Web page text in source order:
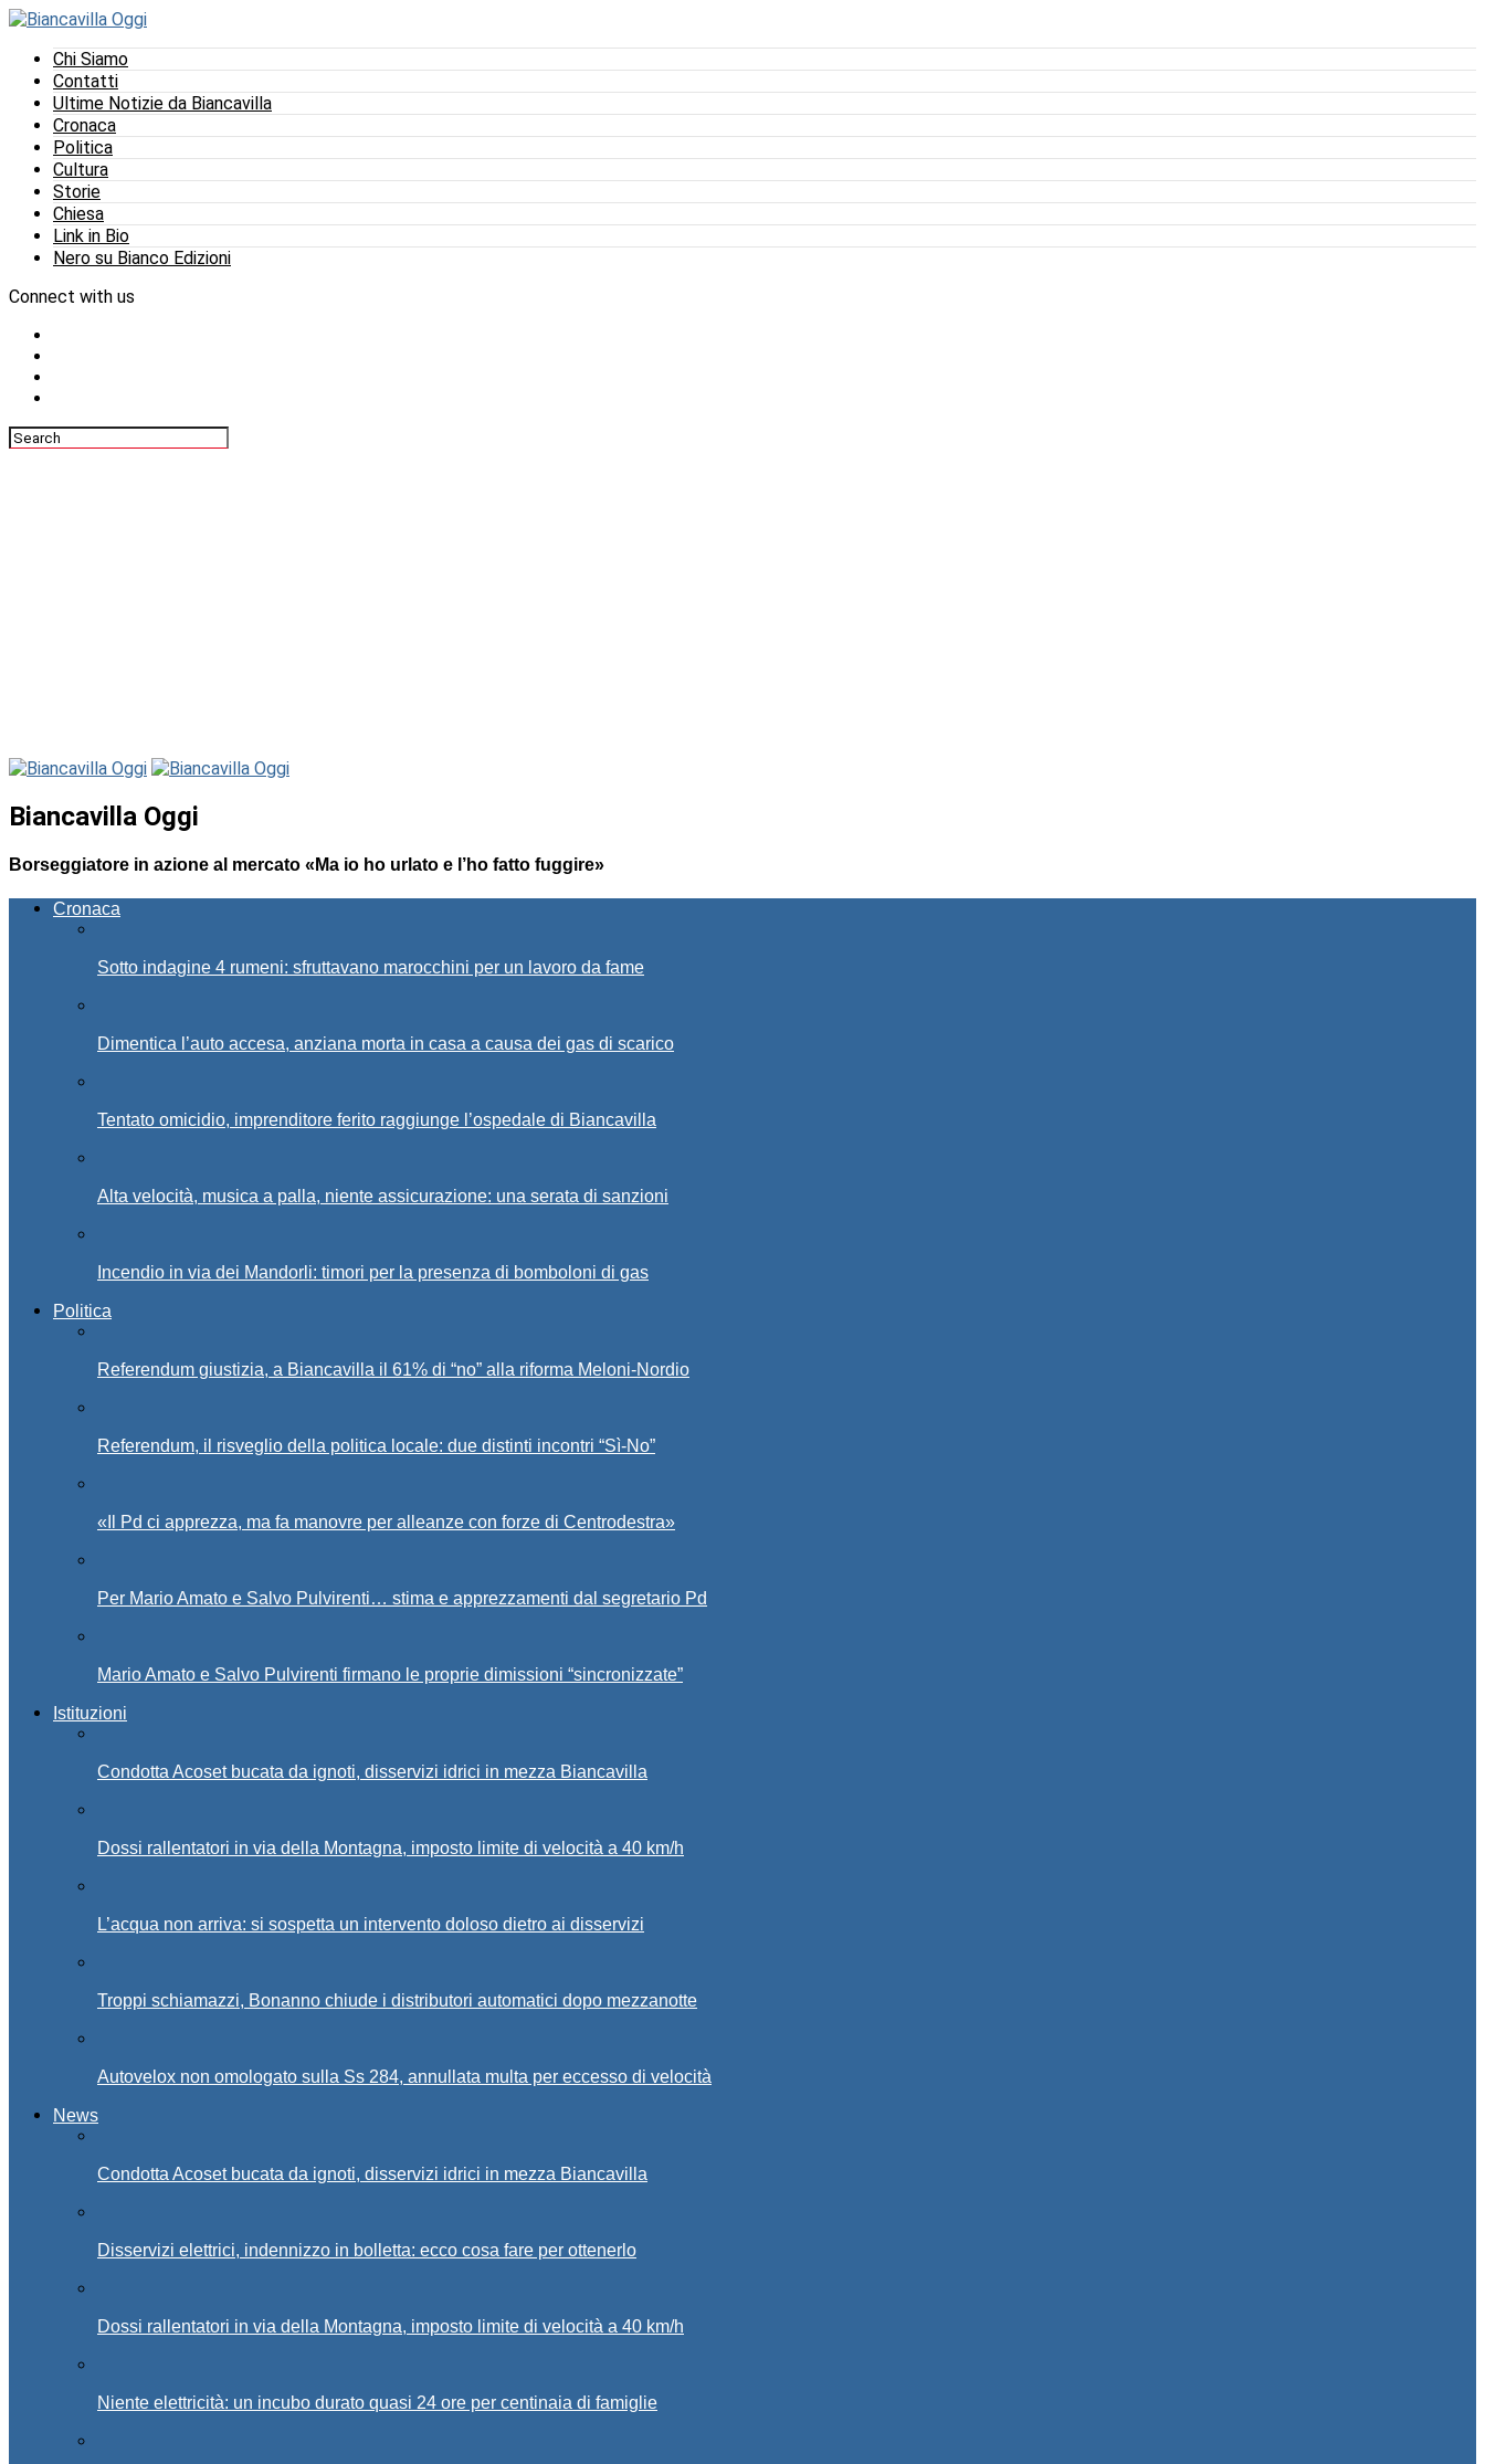
Chi Siamo
Contatti
Ultime Notizie da Biancavilla
Cronaca
Politica
Cultura
Storie
Chiesa
Link in Bio
Nero su Bianco Edizioni
Connect with us
Biancavilla Oggi
Borseggiatore in azione al mercato «Ma io ho urlato e l’ho fatto fuggire»
Cronaca
Sotto indagine 4 rumeni: sfruttavano marocchini per un lavoro da fame
Dimentica l’auto accesa, anziana morta in casa a causa dei gas di scarico
Tentato omicidio, imprenditore ferito raggiunge l’ospedale di Biancavilla
Alta velocità, musica a palla, niente assicurazione: una serata di sanzioni
Incendio in via dei Mandorli: timori per la presenza di bomboloni di gas
Politica
Referendum giustizia, a Biancavilla il 61% di “no” alla riforma Meloni-Nordio
Referendum, il risveglio della politica locale: due distinti incontri “Sì-No”
«Il Pd ci apprezza, ma fa manovre per alleanze con forze di Centrodestra»
Per Mario Amato e Salvo Pulvirenti… stima e apprezzamenti dal segretario Pd
Mario Amato e Salvo Pulvirenti firmano le proprie dimissioni “sincronizzate”
Istituzioni
Condotta Acoset bucata da ignoti, disservizi idrici in mezza Biancavilla
Dossi rallentatori in via della Montagna, imposto limite di velocità a 40 km/h
L’acqua non arriva: si sospetta un intervento doloso dietro ai disservizi
Troppi schiamazzi, Bonanno chiude i distributori automatici dopo mezzanotte
Autovelox non omologato sulla Ss 284, annullata multa per eccesso di velocità
News
Condotta Acoset bucata da ignoti, disservizi idrici in mezza Biancavilla
Disservizi elettrici, indennizzo in bolletta: ecco cosa fare per ottenerlo
Dossi rallentatori in via della Montagna, imposto limite di velocità a 40 km/h
Niente elettricità: un incubo durato quasi 24 ore per centinaia di famiglie